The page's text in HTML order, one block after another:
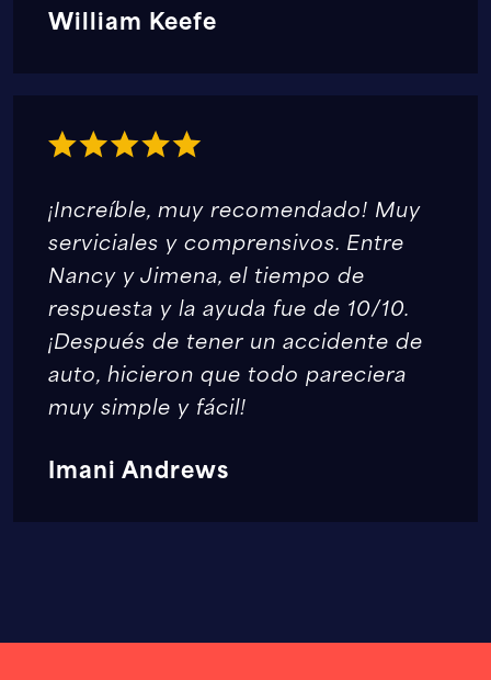
William Keefe
¡Increíble, muy recomendado! Muy
serviciales y comprensivos. Entre
Nancy y Jimena, el tiempo de
respuesta y la ayuda fue de 10/10.
¡Después de tener un accidente de
auto, hicieron que todo pareciera
muy simple y fácil!
Imani Andrews